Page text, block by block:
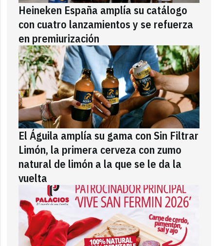
Heineken España amplía su catálogo
con cuatro lanzamientos y se refuerza
en premiurización
El Águila amplía su gama con Sin Filtrar
Limón, la primera cerveza con zumo
natural de limón a la que se le da la
vuelta